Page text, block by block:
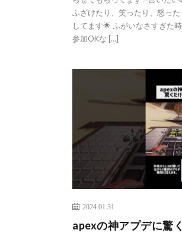
ふざけたり、笑ったり、怒っ
してます🌟 ふがいなさすぎた
参加OKな […]
2024.01.31
apexの神アプデに驚